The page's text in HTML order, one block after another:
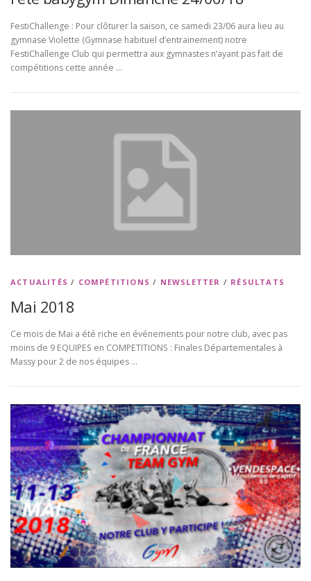
FestiChallenge : Pour clôturer la saison, ce samedi 23/06 aura lieu au
gymnase Violette (Gymnase habituel d’entrainement) notre
FestiChallenge Club qui permettra aux gymnastes n’ayant pas fait de
compétitions cette année …
ACTUALITÉS / COMPÉTITIONS / NEWSLETTER / RÉSULTATS
Mai 2018
Ce mois de Mai a été riche en événements pour notre club, avec pas
moins de 9 EQUIPES en COMPETITIONS : Finales Départementales à
Massy pour 2 de nos équipes …